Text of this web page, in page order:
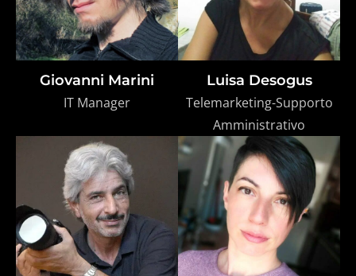
Giovanni Marini
IT Manager
Luisa Desogus
Telemarketing-Supporto
Amministrativo